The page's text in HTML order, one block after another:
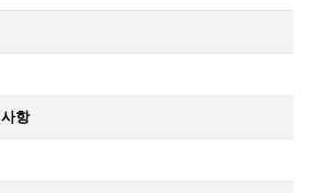
항